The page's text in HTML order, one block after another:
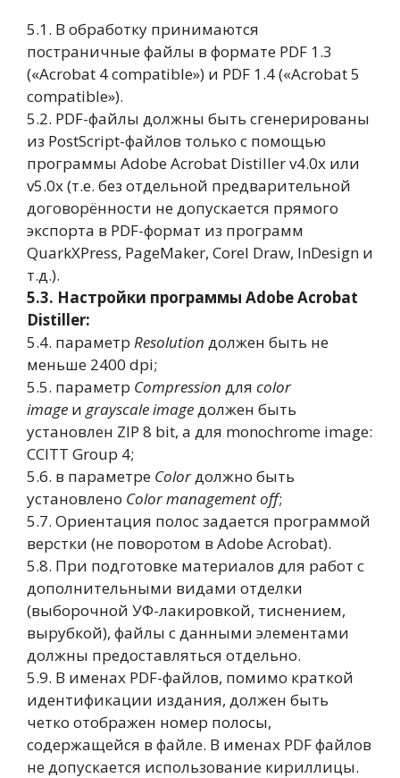
5.1. В обработку принимаются
постраничные файлы в формате PDF 1.3
(«Acrobat 4 compatible») и PDF 1.4 («Acrobat 5
compatible»).
5.2. PDF-файлы должны быть сгенерированы
из PostScript-файлов только с помощью
программы Adobe Acrobat Distiller v4.0x или
v5.0х (т.е. без отдельной предварительной
договорённости не допускается прямого
экспорта в PDF-формат из программ
QuarkXPress, PageMaker, Corel Draw, InDesign и
т.д.).
5.3. Настройки программы Adobe Acrobat
Distiller:
5.4. параметр Resolution должен быть не
меньше 2400 dpi;
5.5. параметр Compression для color
image и grayscale imageдолжен быть
установлен ZIP 8 bit, а для monochrome image:
CCITT Group 4;
5.6. в параметре Colorдолжно быть
установлено Сolor management off;
5.7. Ориентация полос задается программой
верстки (не поворотом в Adobe Acrobat).
5.8. При подготовке материалов для работ с
дополнительными видами отделки
(выборочной УФ-лакировкой, тиснением,
вырубкой), файлы с данными элементами
должны предоставляться отдельно.
5.9. В именах PDF-файлов, помимо краткой
идентификации издания, должен быть
четко отображен номер полосы,
содержащейся в файле. В именах PDF файлов
не допускается использование кириллицы.